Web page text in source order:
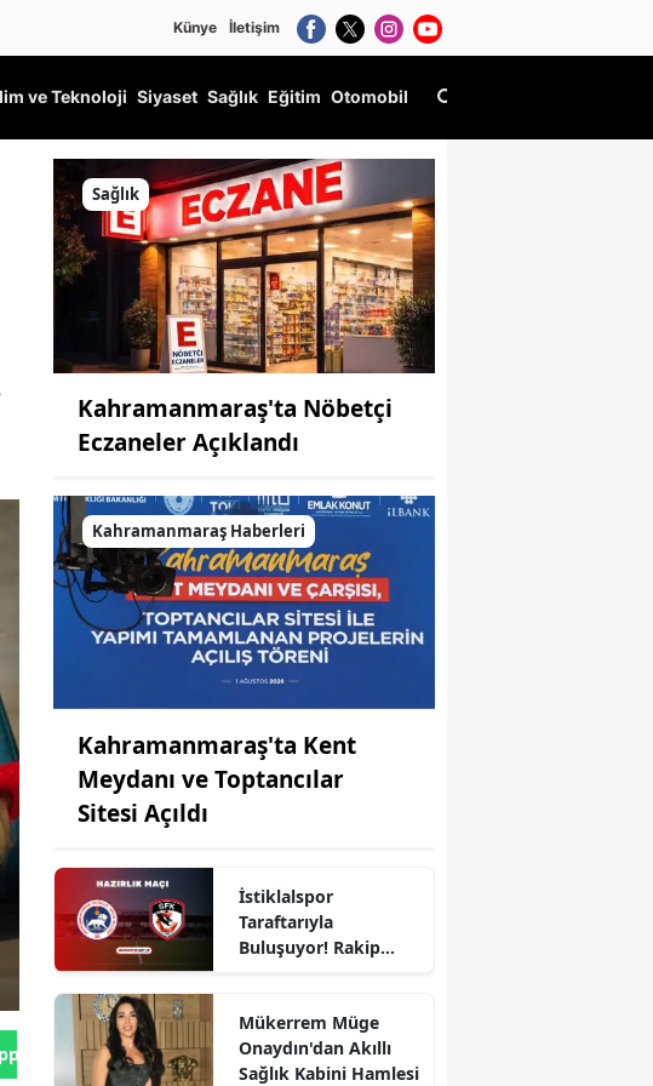
Künye İletişim
ve Teknoloji Siyaset Sağlık Eğitim Otomobil
Gönder
Sağlık
Kahramanmaraş'ta Nöbetçi
Eczaneler Açıklandı
Kahramanmaraş Haberleri
Kahramanmaraş'ta Kent
Meydanı ve Toptancılar
Sitesi Açıldı
İstiklalspor
Taraftarıyla
Buluşuyor! Rakip
Mükerrem Müge
Onaydın'dan Akıllı
Sağlık Kabini Hamlesi